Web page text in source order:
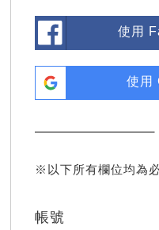
使用
使用
※以下所有欄位均為
帳號